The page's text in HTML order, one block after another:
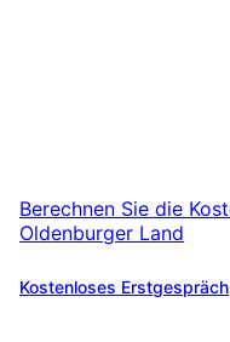
Berechnen Sie die
Oldenburger Land
Kostenloses Erstgespräch